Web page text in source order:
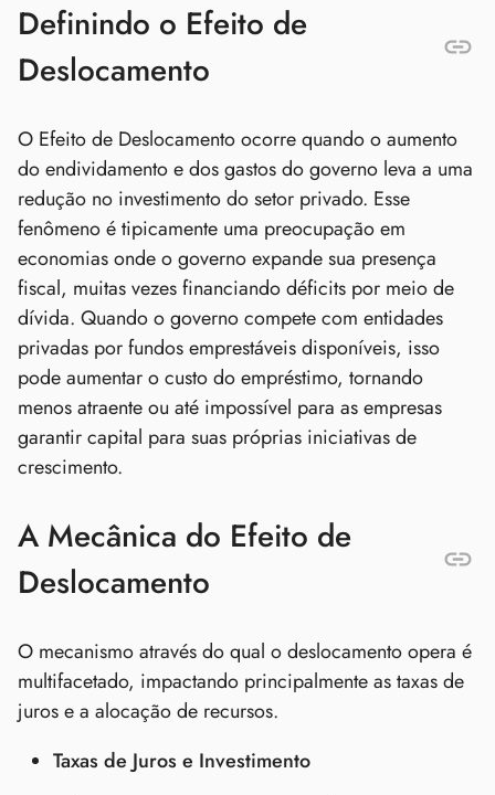
Definindo o Efeito de
Deslocamento
O Efeito de Deslocamento ocorre quando o aumento
do endividamento e dos gastos do governo leva a uma
redução no investimento do setor privado. Esse
fenômeno é tipicamente uma preocupação em
economias onde o governo expande sua presença
fiscal, muitas vezes financiando déficits por meio de
dívida. Quando o governo compete com entidades
privadas por fundos emprestáveis disponíveis, isso
pode aumentar o custo do empréstimo, tornando
menos atraente ou até impossível para as empresas
garantir capital para suas próprias iniciativas de
crescimento.
A Mecânica do Efeito de
Deslocamento
O mecanismo através do qual o deslocamento opera é
multifacetado, impactando principalmente as taxas de
juros e a alocação de recursos.
Taxas de Juros e Investimento